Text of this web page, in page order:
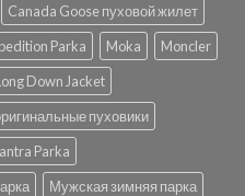
Canada Goose пуховой жилет
Parka Moka
Moncler
Down Jacket
пуховики
Parka
Мужская зимняя парка